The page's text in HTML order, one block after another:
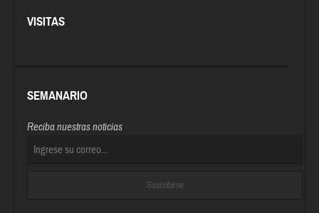
VISITAS
SEMANARIO
Reciba nuestras noticias